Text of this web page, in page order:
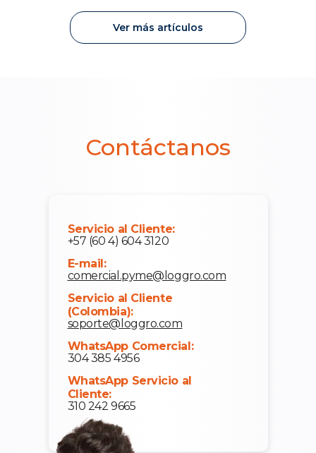
Ver más artículos
Contáctanos
Servicio al Cliente:
+57 (60 4) 604 3120
E-mail:
comercial.pyme@loggro.com
Servicio al Cliente
(Colombia):
soporte@loggro.com
WhatsApp Comercial:
304 385 4956
WhatsApp Servicio al
Cliente:
310 242 9665